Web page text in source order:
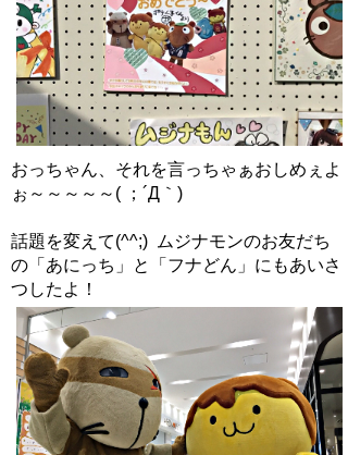
おっちゃん、それを言っちゃぁおしめぇよ
ぉ～～～～～( ；´Д｀)
話題を変えて(^^;) ムジナモンのお友だち
の「あにっち」と「フナどん」にもあいさ
つしたよ！